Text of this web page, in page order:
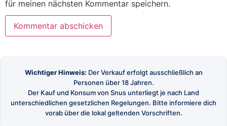
für meinen nächsten Kommentar speichern.
Wichtiger Hinweis: Der Verkauf erfolgt ausschließlich an
Personen über 18 Jahren.
Der Kauf und Konsum von Snus unterliegt je nach Land
unterschiedlichen gesetzlichen Regelungen. Bitte informiere dich
vorab über die lokal geltenden Vorschriften.